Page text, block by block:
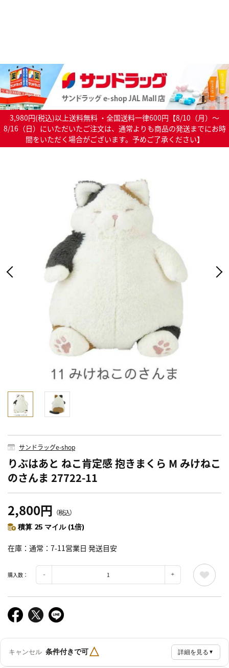
3,980円(税込)以上送料無料 ・全国送料一律600円【8/10（月）～
8/16（日）にいただいたご注文は、通常よりも商品の発送までにお時
間をいただく場合がございます。予めご了承ください】
サンドラッグe-shop
りぶはあと ねこ肯定感 抱きまくら M みけねこ
のさんま 27722-11
2,800円 （税込）
積算 25 マイル (1倍)
在庫 通常：7-11営業日 発送目安
購入数：
キャンセル 条件付きで可△ 詳細を見る ▼